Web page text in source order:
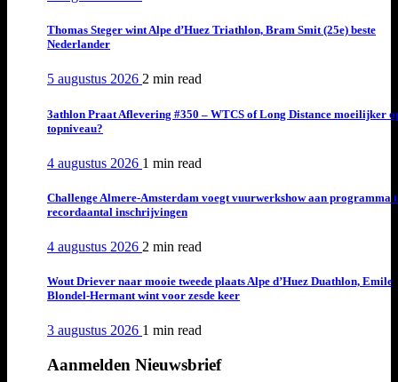
Thomas Steger wint Alpe d’Huez Triathlon, Bram Smit (25e) beste
Nederlander
5 augustus 2026 2 min read
3athlon Praat Aflevering #350 – WTCS of Long Distance moeilijker
topniveau?
4 augustus 2026 1 min read
Challenge Almere-Amsterdam voegt vuurwerkshow aan programma
recordaantal inschrijvingen
4 augustus 2026 2 min read
Wout Driever naar mooie tweede plaats Alpe d’Huez Duathlon, Emile
Blondel-Hermant wint voor zesde keer
3 augustus 2026 1 min read
Aanmelden Nieuwsbrief